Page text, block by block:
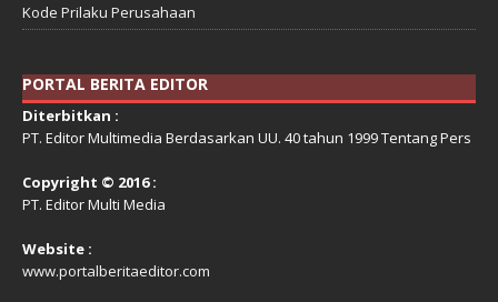
Kode Prilaku Perusahaan
PORTAL BERITA EDITOR
Diterbitkan :
PT. Editor Multimedia Berdasarkan UU. 40 tahun 1999 Tentang Pers
Copyright © 2016 :
PT. Editor Multi Media
Website :
www.portalberitaeditor.com